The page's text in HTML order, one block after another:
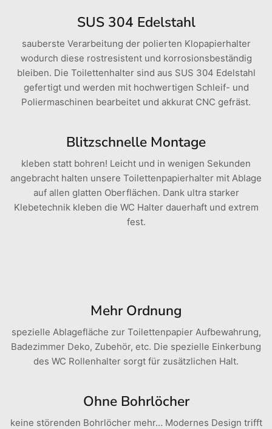
SUS 304 Edelstahl
sauberste Verarbeitung der polierten Klopapierhalter
wodurch diese rostresistent und korrosionsbeständig
bleiben. Die Toilettenhalter sind aus SUS 304 Edelstahl
gefertigt und werden mit hochwertigen Schleif- und
Poliermaschinen bearbeitet und akkurat CNC gefräst.
Blitzschnelle Montage
kleben statt bohren! Leicht und in wenigen Sekunden
angebracht halten unsere Toilettenpapierhalter mit Ablage
auf allen glatten Oberflächen. Dank ultra starker
Klebetechnik kleben die WC Halter dauerhaft und extrem
fest.
Mehr Ordnung
spezielle Ablagefläche zur Toilettenpapier Aufbewahrung,
Badezimmer Deko, Zubehör, etc. Die spezielle Einkerbung
des WC Rollenhalter sorgt für zusätzlichen Halt.
Ohne Bohrlöcher
keine störenden Bohrlöcher mehr… Modernes Design trifft